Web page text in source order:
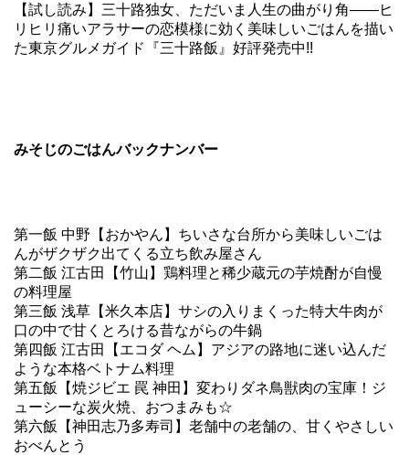
【試し読み】三十路独女、ただいま人生の曲がり角――ヒ
リヒリ痛いアラサーの恋模様に効く美味しいごはんを描い
た東京グルメガイド『三十路飯』好評発売中!!
みそじのごはんバックナンバー
第一飯 中野【おかやん】ちいさな台所から美味しいごは
んがザクザク出てくる立ち飲み屋さん
第二飯 江古田【竹山】鶏料理と稀少蔵元の芋焼酎が自慢
の料理屋
第三飯 浅草【米久本店】サシの入りまくった特大牛肉が
口の中で甘くとろける昔ながらの牛鍋
第四飯 江古田【エコダ ヘム】アジアの路地に迷い込んだ
ような本格ベトナム料理
第五飯【焼ジビエ 罠 神田】変わりダネ鳥獣肉の宝庫！ジ
ューシーな炭火焼、おつまみも☆
第六飯【神田志乃多寿司】老舗中の老舗の、甘くやさしい
おべんとう